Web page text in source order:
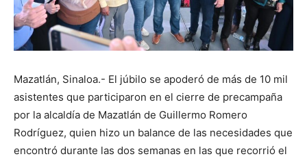
Mazatlán, Sinaloa.- El júbilo se apoderó de más de 10 mil
asistentes que participaron en el cierre de precampaña
por la alcaldía de Mazatlán de Guillermo Romero
Rodríguez, quien hizo un balance de las necesidades que
encontró durante las dos semanas en las que recorrió el